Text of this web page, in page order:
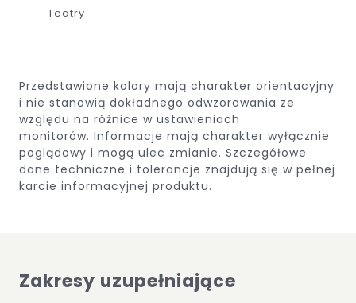
Teatry
Przedstawione kolory mają charakter orientacyjny
i nie stanowią dokładnego odwzorowania ze
względu na różnice w ustawieniach
monitorów. Informacje mają charakter wyłącznie
poglądowy i mogą ulec zmianie. Szczegółowe
dane techniczne i tolerancje znajdują się w pełnej
karcie informacyjnej produktu.
Zakresy uzupełniające